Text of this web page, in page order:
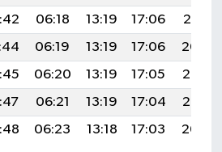
06:18 13:19 17:06
20:10
06:19 13:19 17:06
20:09
06:20 13:19 17:05
20:07
06:21 13:19 17:04
20:06
06:23 13:18 17:03 20:04